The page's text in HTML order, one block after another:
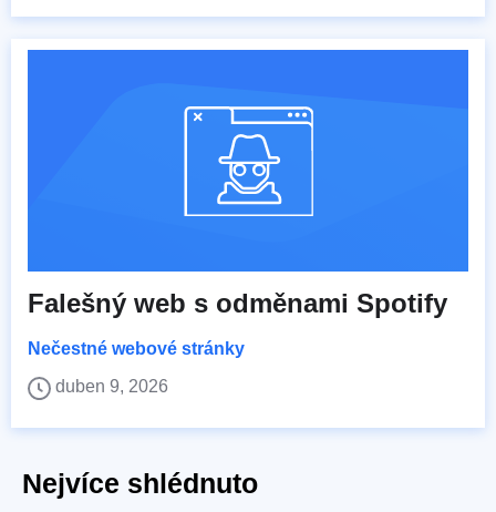
Falešný web s odměnami Spotify
Nečestné webové stránky
duben 9, 2026
Nejvíce shlédnuto